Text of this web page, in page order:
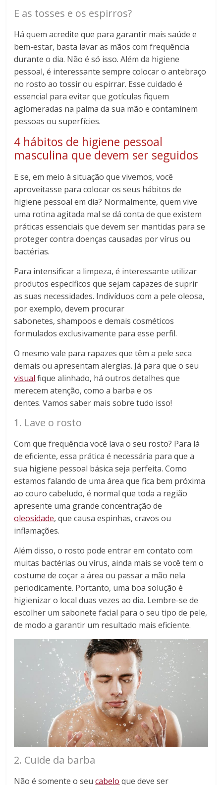
E as tosses e os espirros?
Há quem acredite que para garantir mais saúde e
bem-estar, basta lavar as mãos com frequência
durante o dia. Não é só isso. Além da higiene
pessoal, é interessante sempre colocar o antebraço
no rosto ao tossir ou espirrar. Esse cuidado é
essencial para evitar que gotículas fiquem
aglomeradas na palma da sua mão e contaminem
pessoas ou superfícies.
4 hábitos de higiene pessoal
masculina que devem ser seguidos
E se, em meio à situação que vivemos, você
aproveitasse para colocar os seus hábitos de
higiene pessoal em dia? Normalmente, quem vive
uma rotina agitada mal se dá conta de que existem
práticas essenciais que devem ser mantidas para se
proteger contra doenças causadas por vírus ou
bactérias.
Para intensificar a limpeza, é interessante utilizar
produtos específicos que sejam capazes de suprir
as suas necessidades. Indivíduos com a pele oleosa,
por exemplo, devem procurar
sabonetes, shampoos e demais cosméticos
formulados exclusivamente para esse perfil.
O mesmo vale para rapazes que têm a pele seca
demais ou apresentam alergias. Já para que o seu
visual fique alinhado, há outros detalhes que
merecem atenção, como a barba e os
dentes. Vamos saber mais sobre tudo isso!
1. Lave o rosto
Com que frequência você lava o seu rosto? Para lá
de eficiente, essa prática é necessária para que a
sua higiene pessoal básica seja perfeita. Como
estamos falando de uma área que fica bem próxima
ao couro cabeludo, é normal que toda a região
apresente uma grande concentração de
oleosidade, que causa espinhas, cravos ou
inflamações.
Além disso, o rosto pode entrar em contato com
muitas bactérias ou vírus, ainda mais se você tem o
costume de coçar a área ou passar a mão nela
periodicamente. Portanto, uma boa solução é
higienizar o local duas vezes ao dia. Lembre-se de
escolher um sabonete facial para o seu tipo de pele,
de modo a garantir um resultado mais eficiente.
2. Cuide da barba
Não é somente o seucabelo que deve ser